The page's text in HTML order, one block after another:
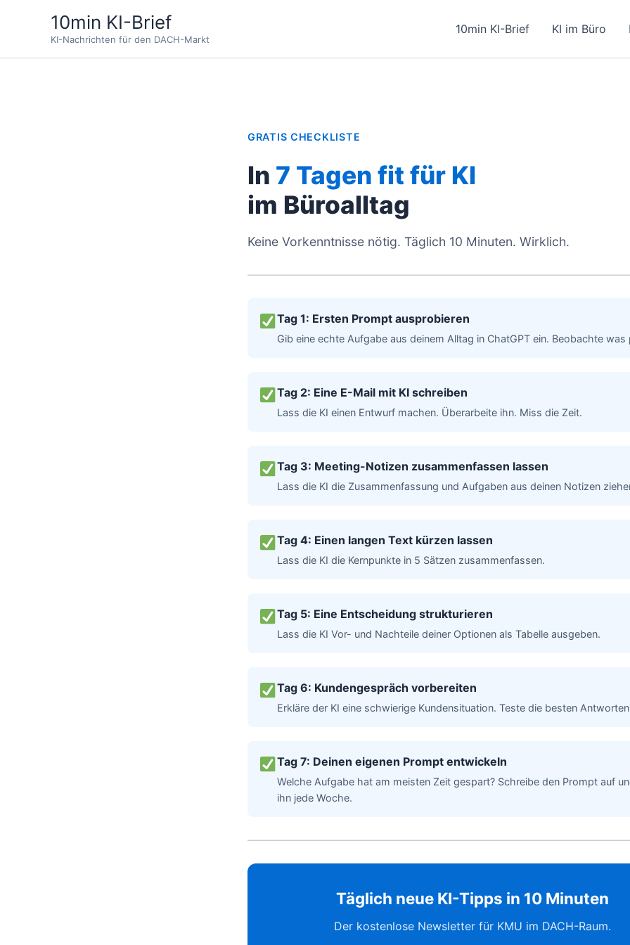
10min KI-Brief
KI-Nachrichten für den DACH-Markt
10min KI-Brief KI im Büro
GRATIS CHECKLISTE
In 7 Tagen fit für KI
im Büroalltag
Keine Vorkenntnisse nötig. Täglich 10 Minuten. Wirklich.
Tag 1: Ersten Prompt ausprobieren
Gib eine echte Aufgabe aus deinem Alltag in ChatGPT ein. Beobachte was
Tag 2: Eine E-Mail mit KI schreiben
Lass die KI einen Entwurf machen. Überarbeite ihn. Miss die Zeit.
Tag 3: Meeting-Notizen zusammenfassen lassen
Lass die KI die Zusammenfassung und Aufgaben aus deinen Notizen
Tag 4: Einen langen Text kürzen lassen
Lass die KI die Kernpunkte in 5 Sätzen zusammenfassen.
Tag 5: Eine Entscheidung strukturieren
Lass die KI Vor- und Nachteile deiner Optionen als Tabelle ausgeben.
Tag 6: Kundengespräch vorbereiten
Erkläre der KI eine schwierige Kundensituation. Teste die besten
Tag 7: Deinen eigenen Prompt entwickeln
Welche Aufgabe hat am meisten Zeit gespart? Schreibe den Prompt auf
ihn jede Woche.
Täglich neue KI-Tipps in 10 Minuten
Der kostenlose Newsletter für KMU im DACH-Raum.